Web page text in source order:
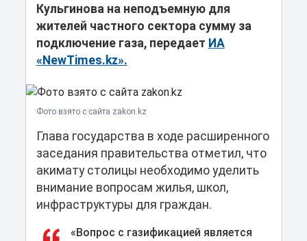
Кульгинова на неподъемную для
жителей частного сектора сумму за
подключение газа, передает ИА
«NewTimes.kz».
Фото взято с сайта zakon.kz
Глава государства в ходе расширенного
заседания правительства отметил, что
акимату столицы необходимо уделить
внимание вопросам жилья, школ,
инфраструктуры для граждан.
«Вопрос с газификацией является